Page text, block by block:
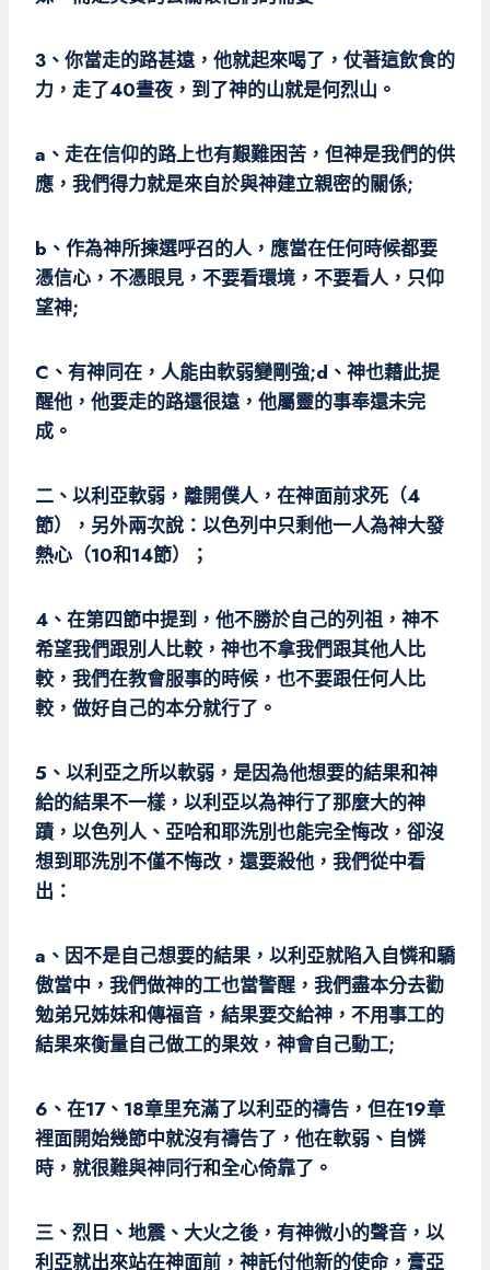
3、你當走的路甚遠，他就起來喝了，仗著這飲食的
力，走了40晝夜，到了神的山就是何烈山。
a、走在信仰的路上也有艱難困苦，但神是我們的供
應，我們得力就是來自於與神建立親密的關係;
b、作為神所揀選呼召的人，應當在任何時候都要
憑信心，不憑眼見，不要看環境，不要看人，只仰
望神;
C、有神同在，人能由軟弱變剛強;d、神也藉此提
醒他，他要走的路還很遠，他屬靈的事奉還未完
成。
二、以利亞軟弱，離開僕人，在神面前求死（4
節），另外兩次說：以色列中只剩他一人為神大發
熱心（10和14節）；
4、在第四節中提到，他不勝於自己的列祖，神不
希望我們跟別人比較，神也不拿我們跟其他人比
較，我們在教會服事的時候，也不要跟任何人比
較，做好自己的本分就行了。
5、以利亞之所以軟弱，是因為他想要的結果和神
給的結果不一樣，以利亞以為神行了那麼大的神
蹟，以色列人、亞哈和耶洗別也能完全悔改，卻沒
想到耶洗別不僅不悔改，還要殺他，我們從中看
出：
a、因不是自己想要的結果，以利亞就陷入自憐和驕
傲當中，我們做神的工也當警醒，我們盡本分去勸
勉弟兄姊妹和傳福音，結果要交給神，不用事工的
結果來衡量自己做工的果效，神會自己動工;
6、在17、18章里充滿了以利亞的禱告，但在19章
裡面開始幾節中就沒有禱告了，他在軟弱、自憐
時，就很難與神同行和全心倚靠了。
三、烈日、地震、大火之後，有神微小的聲音，以
利亞就出來站在神面前，神託付他新的使命，膏亞